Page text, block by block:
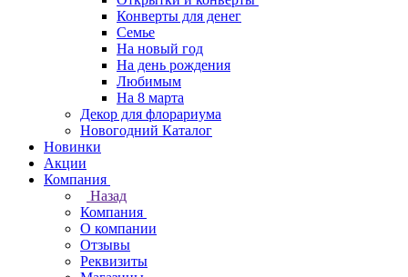
Конверты для денег
Семье
На новый год
На день рождения
Любимым
На 8 марта
Декор для флорариума
Новогодний Каталог
Новинки
Акции
Компания
Назад
Компания
О компании
Отзывы
Реквизиты